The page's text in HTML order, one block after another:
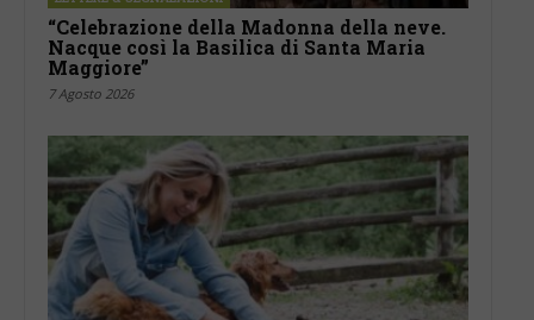
“Celebrazione della Madonna della neve.
Nacque così la Basilica di Santa Maria
Maggiore”
7 Agosto 2026